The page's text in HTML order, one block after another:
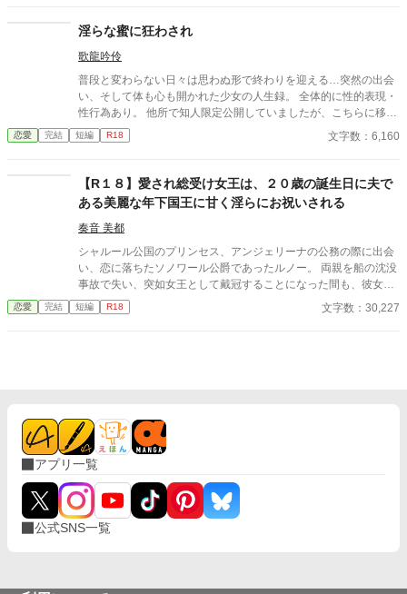
のお見合いが決まったって聞いたんだが、本当なのか？」」 ど
う尋ねる兄の真意は……
淫らな蜜に狂わされ
歌龍吟伶
普段と変わらない日々は思わぬ形で終わりを迎える…突然の出会
い、そして体も心も開かれた少女の人生録。 全体的に性的表現・
性行為あり。 他所で知人限定公開していましたが、こちらに移し
ました。 全3話完結済みです。
恋愛 完結 短編 R18 文字数：6,160
【R１８】愛され総受け女王は、２０歳の誕生日に夫で
ある美麗な年下国王に甘く淫らにお祝いされる
奏音 美都
シャルール公国のプリンセス、アンジェリーナの公務の際に出会
い、恋に落ちたソノワール公爵であったルノー。 両親を船の沈没
事故で失い、突如女王として戴冠することになった間も、彼女を
支え続けた。 それから幾つもの困難を乗り越え、ルノーはアンジ
ェリーナと婚姻を結び、単なる女王の夫、王配ではなく、自らも
恋愛 完結 短編 R18 文字数：30,227
アプリ一覧
公式SNS一覧